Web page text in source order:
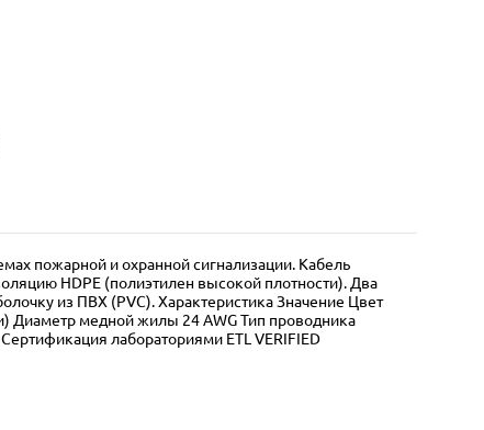
пожарной и охранной сигнализации. Кабель
HDPE (полиэтилен высокой плотности). Два
из ПВХ (PVC). Характеристика Значение Цвет
Диаметр медной жилы 24 AWG Тип проводника
лабораториями ETL VERIFIED